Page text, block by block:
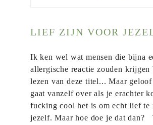
LIEF ZIJN VOOR
Ik ken wel wat mensen die bijna
allergische reactie zouden krijgen
lezen van deze titel... Maar
gaat vanzelf over als je erachter
fucking cool het is om echt lief te
jezelf. Maar hoe doe je dat dan?